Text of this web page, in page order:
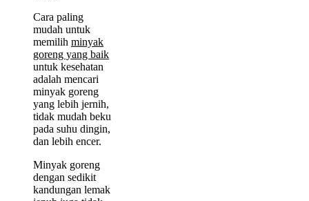
Cara paling
mudah untuk
memilih minyak
goreng yang baik
untuk kesehatan
adalah mencari
minyak goreng
yang lebih jernih,
tidak mudah beku
pada suhu dingin,
dan lebih encer.
Minyak goreng
dengan sedikit
kandungan lemak